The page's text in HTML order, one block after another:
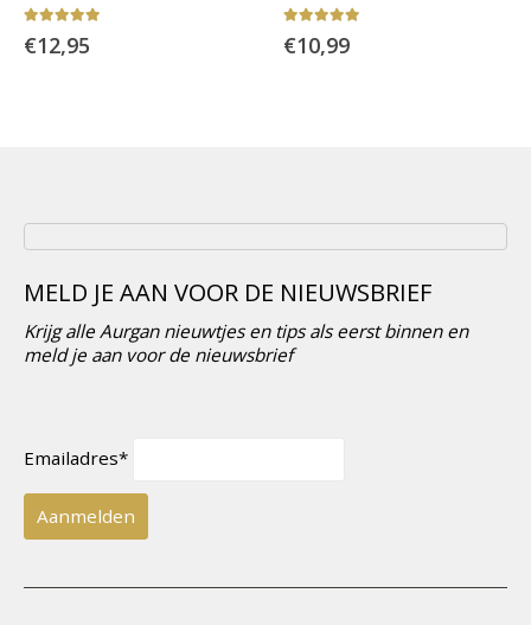
€10,99 €19,95
MELD JE AAN VOOR DE NIEUWSBRIEF
Krijg alle Aurgan nieuwtjes en tips als eerst binnen en
meld je aan voor de nieuwsbrief
Emailadres*